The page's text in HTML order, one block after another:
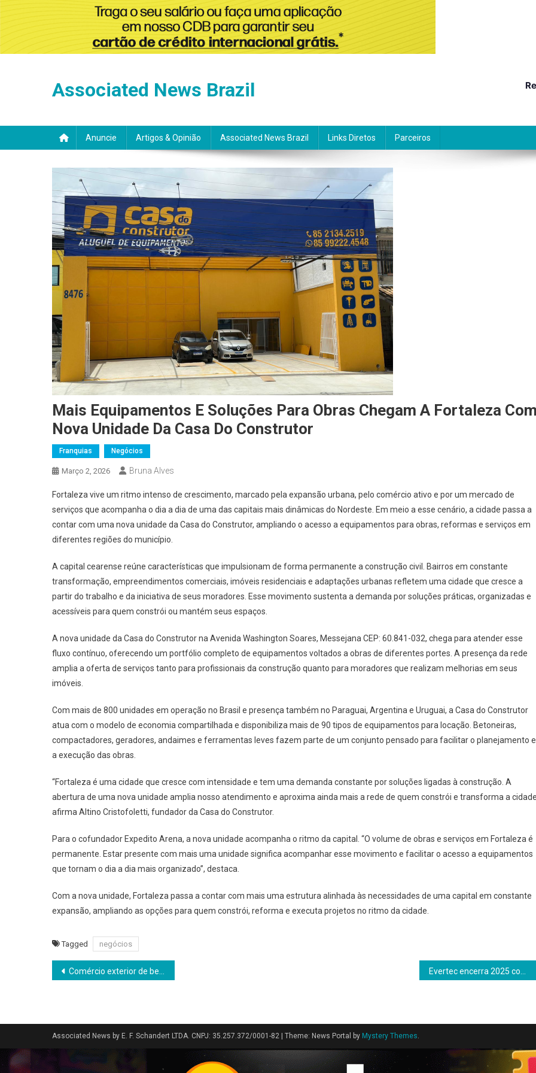
Associated News Brazil
Anuncie Artigos & Opinião Associated News Brazil Links Diretos Parceiros
Mais Equipamentos E Soluções Para Obras Chegam A Fortaleza
Nova Unidade Da Casa Do Construtor
Franquias Negócios
Março 2, 2026 Bruna Alves
Fortaleza vive um ritmo intenso de crescimento, marcado pela expansão urbana, pelo comércio ativo e por um mercado de
serviços que acompanha o dia a dia de uma das capitais mais dinâmicas do Nordeste. Em meio a esse cenário, a cidade passa a
contar com uma nova unidade da Casa do Construtor, ampliando o acesso a equipamentos para obras, reformas e serviços em
diferentes regiões do município.
A capital cearense reúne características que impulsionam de forma permanente a construção civil. Bairros em constante
transformação, empreendimentos comerciais, imóveis residenciais e adaptações urbanas refletem uma cidade que cresce a
partir do trabalho e da iniciativa de seus moradores. Esse movimento sustenta a demanda por soluções práticas, organizadas e
acessíveis para quem constrói ou mantém seus espaços.
A nova unidade da Casa do Construtor na Avenida Washington Soares, Messejana CEP: 60.841-032, chega para atender esse
fluxo contínuo, oferecendo um portfólio completo de equipamentos voltados a obras de diferentes portes. A presença da rede
amplia a oferta de serviços tanto para profissionais da construção quanto para moradores que realizam melhorias em seus
imóveis.
Com mais de 800 unidades em operação no Brasil e presença também no Paraguai, Argentina e Uruguai, a Casa do Construtor
atua com o modelo de economia compartilhada e disponibiliza mais de 90 tipos de equipamentos para locação. Betoneiras,
compactadores, geradores, andaimes e ferramentas leves fazem parte de um conjunto pensado para facilitar o planejamento e
a execução das obras.
“Fortaleza é uma cidade que cresce com intensidade e tem uma demanda constante por soluções ligadas à construção. A
abertura de uma nova unidade amplia nosso atendimento e aproxima ainda mais a rede de quem constrói e transforma a
afirma Altino Cristofoletti, fundador da Casa do Construtor.
Para o cofundador Expedito Arena, a nova unidade acompanha o ritmo da capital. “O volume de obras e serviços em Fortaleza é
permanente. Estar presente com mais uma unidade significa acompanhar esse movimento e facilitar o acesso a equipamentos
que tornam o dia a dia mais organizado”, destaca.
Com a nova unidade, Fortaleza passa a contar com mais uma estrutura alinhada às necessidades de uma capital em constante
expansão, ampliando as opções para quem constrói, reforma e executa projetos no ritmo da cidade.
Tagged negócios
Navegação
Post
Comércio exterior de berço: tradição, estrutura e soluções no Grupo Ribeiro & Mundial
Associated News by E. F. Schandert LTDA. CNPJ: 35.257.372/0001-82 Theme: News Portal by Mystery Themes.